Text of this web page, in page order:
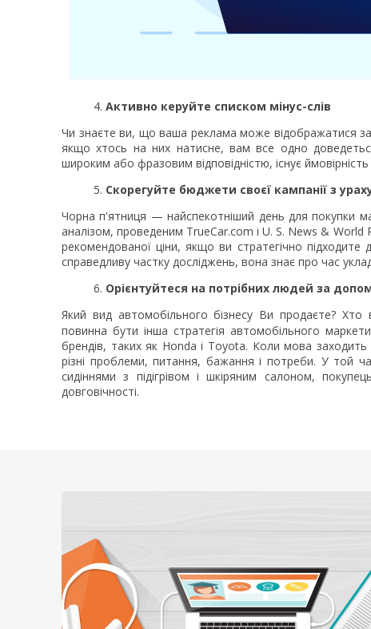
Активно керуйте списком мінус-слів
Чи знаєте ви, що ваша реклама може відображатися
якщо хтось на них натисне, вам все одно
широким або фразовим відповідністю, існує
Скорегуйте бюджети своєї кампанії з
Чорна п'ятниця — найспекотніший день для покупки
аналізом, проведеним TrueCar.com і U. S. News &
рекомендованої ціни, якщо ви стратегічно
справедливу частку досліджень, вона знає про час
Орієнтуйтеся на потрібних людей за
Який вид автомобільного бізнесу Ви продаєте? Хто
повинна бути інша стратегія автомобільного
брендів, таких як Honda і Toyota. Коли мова заходить
різні проблеми, питання, бажання і потреби. У той
сидіннями з підігрівом і шкіряним салоном,
довговічності.